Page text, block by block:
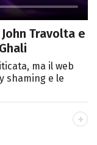
Travolta e
ma il web
shaming e le